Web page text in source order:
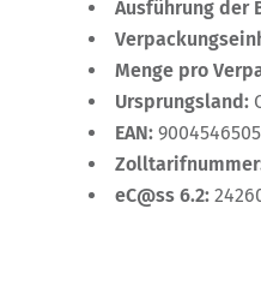
Ausführung der
Menge pro
Ursprungsland:
EAN:
eC@ss 6.2: